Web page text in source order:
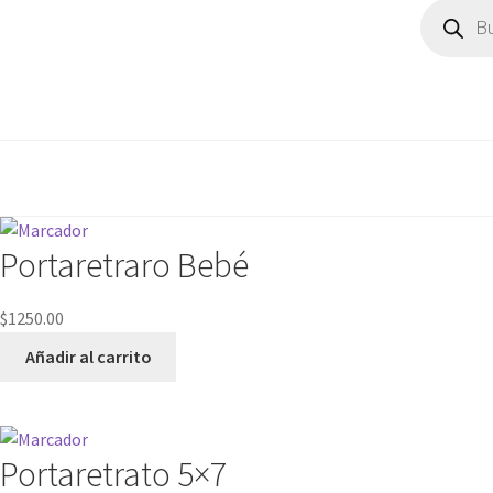
Portaretraro Bebé
$1250.00
Añadir al carrito
Portaretrato 5×7